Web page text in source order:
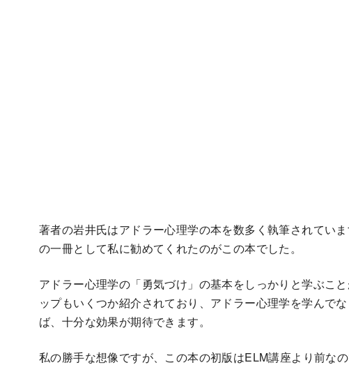
著者の岩井氏はアドラー心理学の本を数多く執筆されてい
の一冊として私に勧めてくれたのがこの本でした。
アドラー心理学の「勇気づけ」の基本をしっかりと学ぶこ
ップもいくつか紹介されており、アドラー心理学を学んで
ば、十分な効果が期待できます。
私の勝手な想像ですが、この本の初版はELM講座より前な